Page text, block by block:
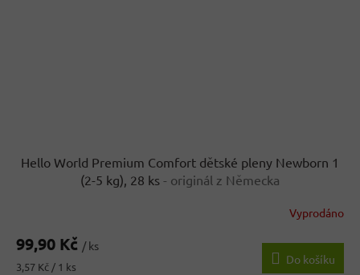
Hello World Premium Comfort dětské pleny Newborn 1
(2-5 kg), 28 ks - originál z Německa
Vyprodáno
99,90 Kč / ks
Měrná
3,57 Kč / 1 ks
Do košíku